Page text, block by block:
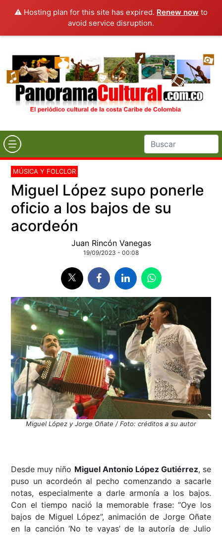
⚠️ Hosting plan for this site has expired. Renew now to
avoid service disruption.
MÚSICA Y FOLCLOR
Miguel López supo ponerle
oficio a los bajos de su
acordeón
Juan Rincón Vanegas
19/09/2023 - 00:08
Miguel López y Jorge Oñate / Foto: créditos a su autor
Desde muy niño Miguel Antonio López Gutiérrez, se
puso un acordeón al pecho comenzando a sacarle
notas, especialmente a darle armonía a los bajos.
Con el tiempo nació la memorable frase: “Oye los
bajos de Miguel López”, animación de Jorge Oñate
en la canción ‘No te vayas’ de la autoría de Julio